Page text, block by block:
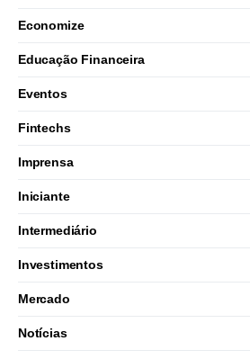
Economize
Educação Financeira
Eventos
Fintechs
Imprensa
Iniciante
Intermediário
Investimentos
Mercado
Notícias